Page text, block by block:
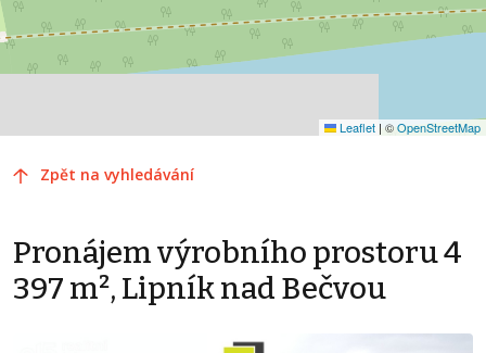
Leaflet | ©OpenStreetMap
Zpět na vyhledávání
Pronájem výrobního prostoru 4
397 m², Lipník nad Bečvou